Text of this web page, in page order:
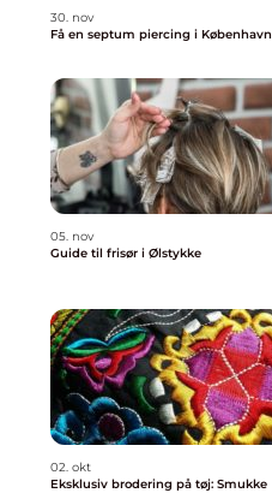
30. nov
Få en septum piercing i København
05. nov
Guide til frisør i Ølstykke
02. okt
Eksklusiv brodering på tøj: Smukke